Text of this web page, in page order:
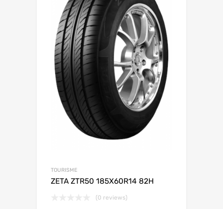
TOURISME
ZETA ZTR50 185X60R14 82H
(0 reviews)